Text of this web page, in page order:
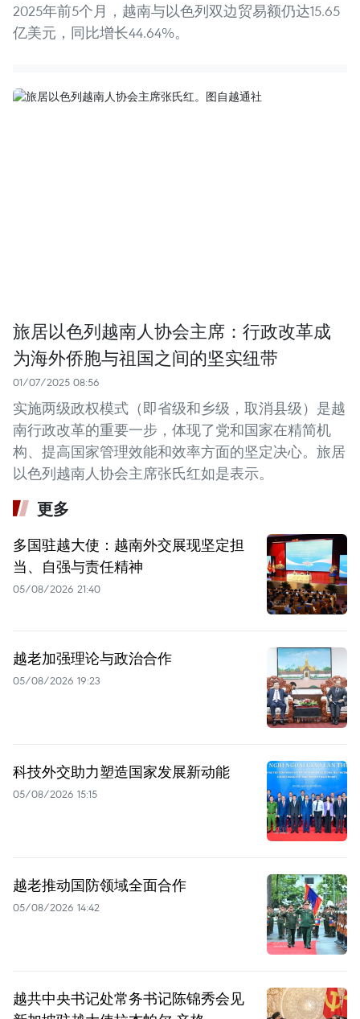
2025年前5个月，越南与以色列双边贸易额仍达15.65
亿美元，同比增长44.64%。
旅居以色列越南人协会主席：行政改革成
为海外侨胞与祖国之间的坚实纽带
01/07/2025 08:56
实施两级政权模式（即省级和乡级，取消县级）是越
南行政改革的重要一步，体现了党和国家在精简机
构、提高国家管理效能和效率方面的坚定决心。旅居
以色列越南人协会主席张氏红如是表示。
更多
多国驻越大使：越南外交展现坚定担
当、自强与责任精神
05/08/2026 21:40
越老加强理论与政治合作
05/08/2026 19:23
科技外交助力塑造国家发展新动能
05/08/2026 15:15
越老推动国防领域全面合作
05/08/2026 14:42
越共中央书记处常务书记陈锦秀会见